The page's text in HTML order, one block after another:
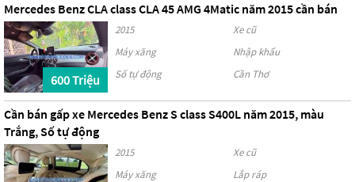
Mercedes Benz CLA class CLA 45 AMG 4Matic năm 2015 cần bán
600 Triệu
2015
Xe cũ
Máy xăng
Nhập khẩu
Số tự động
Cần Thơ
Cần bán gấp xe Mercedes Benz S class S400L năm 2015, màu
Trắng, Số tự động
2015
Xe cũ
Máy xăng
Lắp ráp